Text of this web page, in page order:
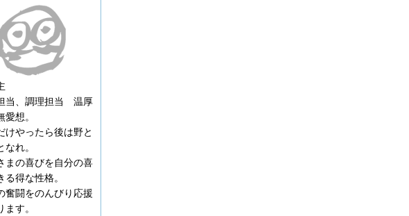
当、調理担当 温厚
想。
けやったら後は野と
れ。
まの喜びを自分の喜
る得な性格。
奮闘をのんびり応援
ます。